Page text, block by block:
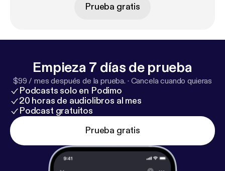
Prueba gratis
Empieza 7 días de prueba
$99 / mes después de la prueba. · Cancela cuando quieras
Podcasts solo en Podimo
20 horas de audiolibros al mes
Podcast gratuitos
Prueba gratis